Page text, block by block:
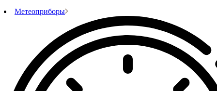
Метеоприборы